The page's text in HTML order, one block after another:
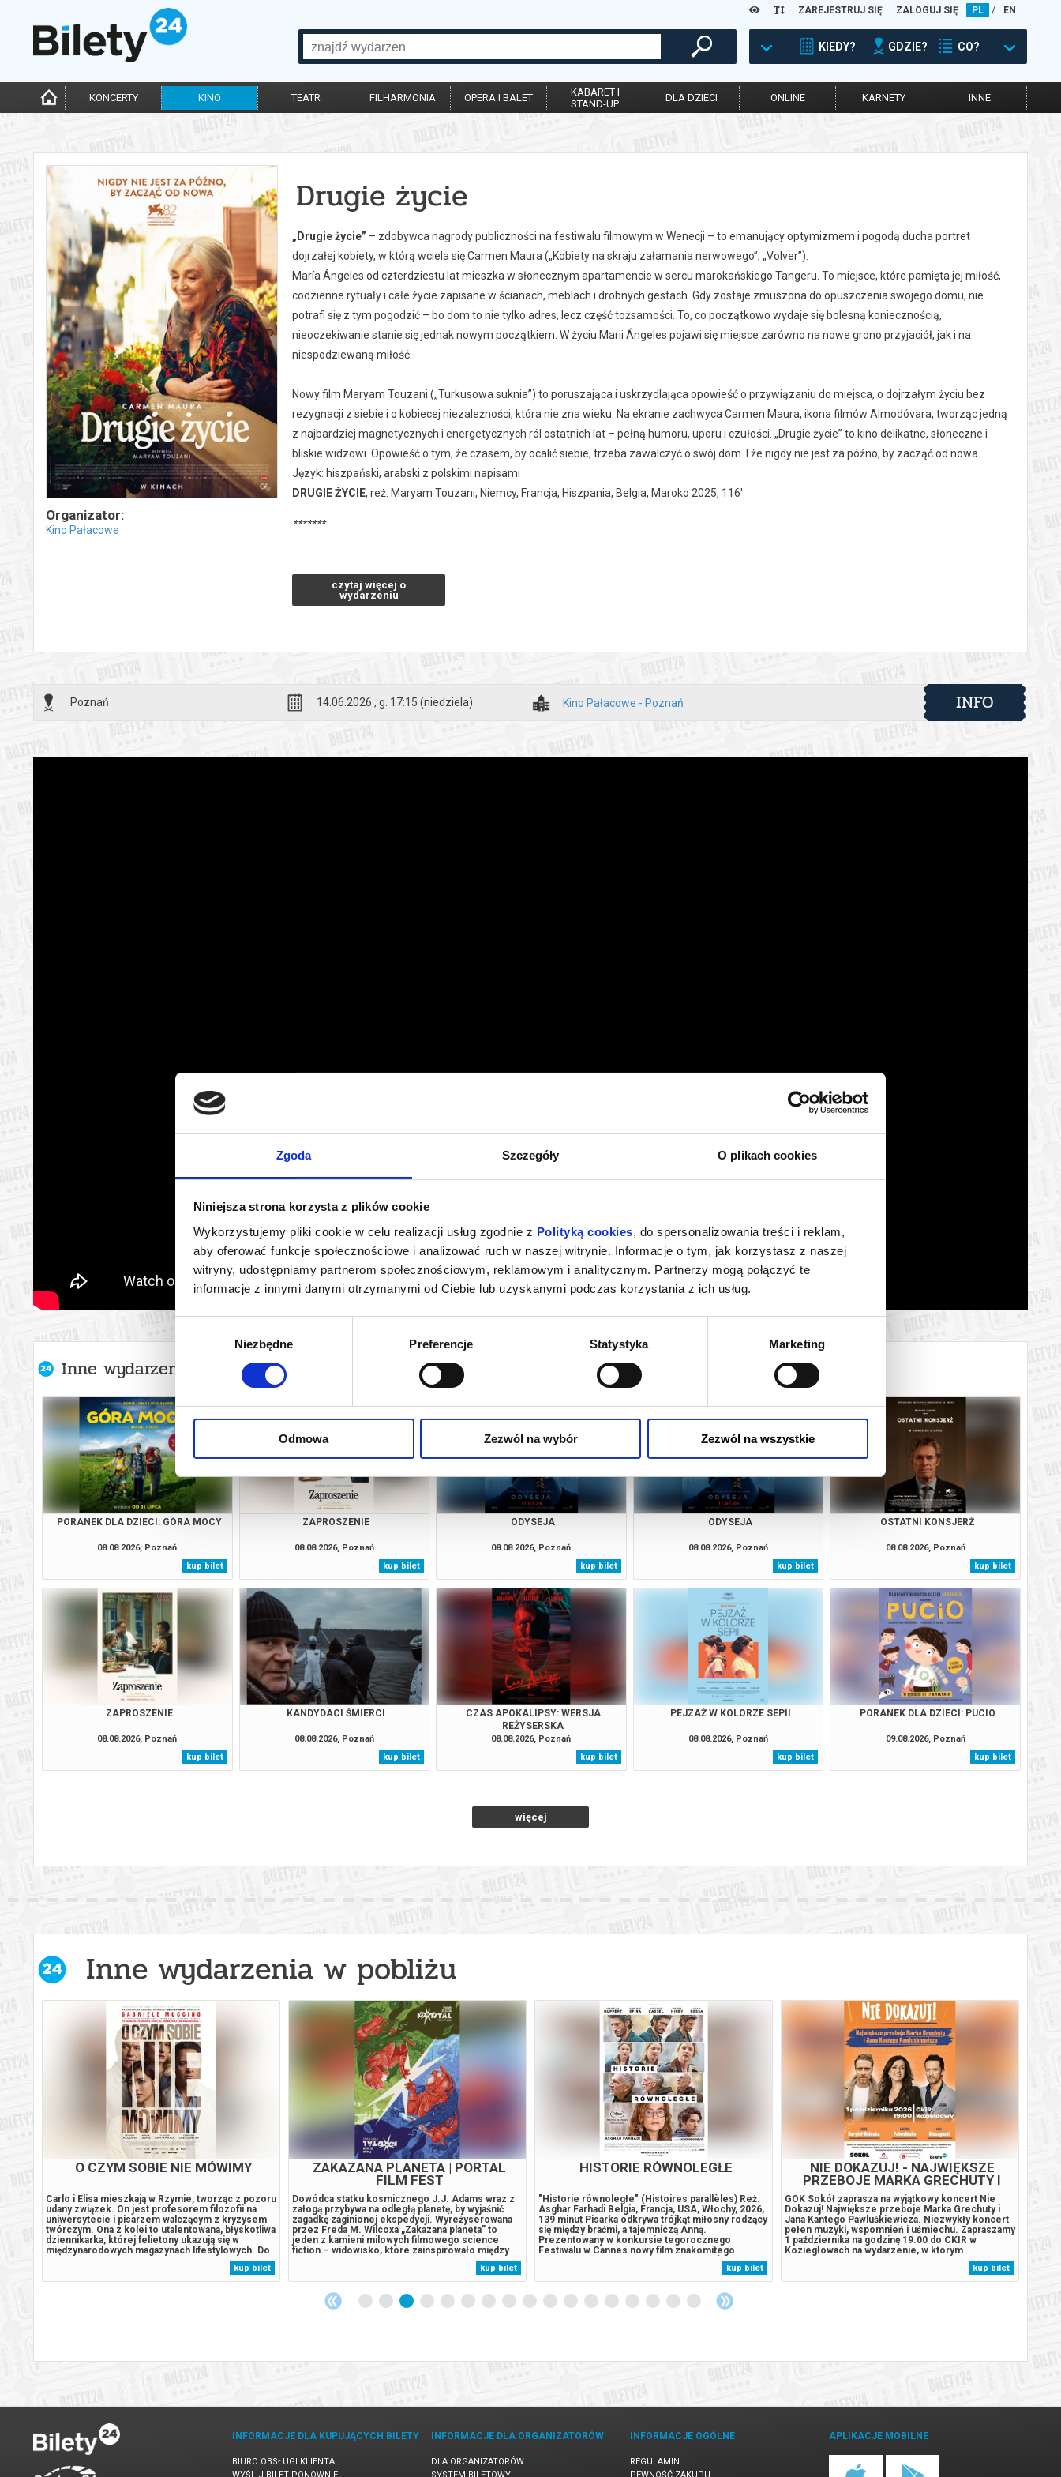
Zgoda Szczegóły O plikach cookies
Niniejsza strona korzysta z plików cookie
Wykorzystujemy pliki cookie w celu realizacji usług zgodnie z Polityką cookies, do spersonalizowania treści i reklam,
aby oferować funkcje społecznościowe i analizować ruch w naszej witrynie. Informacje o tym, jak korzystasz z naszej
witryny, udostępniamy partnerom społecznościowym, reklamowym i analitycznym. Partnerzy mogą połączyć te
informacje z innymi danymi otrzymanymi od Ciebie lub uzyskanymi podczas korzystania z ich usług.
zgody
Niezbędne Preferencje Statystyka Marketing
Odmowa Zezwól na wybór Zezwól na wszystkie
ZAREJESTRUJ SIĘ ZALOGUJ SIĘ PL / EN
KIEDY? GDZIE? CO?
KONCERTY KINO TEATR FILHARMONIA OPERA I BALET
KABARET I
STAND-UP
DLA DZIECI ONLINE KARNETY INNE
Organizator:
Kino Pałacowe
Drugie życie
„Drugie życie” – zdobywca nagrody publiczności na festiwalu filmowym w Wenecji – to emanujący optymizmem i pogodą ducha portret
dojrzałej kobiety, w którą wciela się Carmen Maura („Kobiety na skraju załamania nerwowego”, „Volver”).
María Ángeles od czterdziestu lat mieszka w słonecznym apartamencie w sercu marokańskiego Tangeru. To miejsce, które pamięta jej miłość,
codzienne rytuały i całe życie zapisane w ścianach, meblach i drobnych gestach. Gdy zostaje zmuszona do opuszczenia swojego domu, nie
potrafi się z tym pogodzić – bo dom to nie tylko adres, lecz część tożsamości. To, co początkowo wydaje się bolesną koniecznością,
nieoczekiwanie stanie się jednak nowym początkiem. W życiu Marii Ángeles pojawi się miejsce zarówno na nowe grono przyjaciół, jak i na
niespodziewaną miłość.
Nowy film Maryam Touzani („Turkusowa suknia”) to poruszająca i uskrzydlająca opowieść o przywiązaniu do miejsca, o dojrzałym życiu bez
rezygnacji z siebie i o kobiecej niezależności, która nie zna wieku. Na ekranie zachwyca Carmen Maura, ikona filmów Almodóvara, tworząc jedną
z najbardziej magnetycznych i energetycznych ról ostatnich lat – pełną humoru, uporu i czułości. „Drugie życie” to kino delikatne, słoneczne i
bliskie widzowi. Opowieść o tym, że czasem, by ocalić siebie, trzeba zawalczyć o swój dom. I że nigdy nie jest za późno, by zacząć od nowa.
Język: hiszpański, arabski z polskimi napisami
DRUGIE ŻYCIE, reż. Maryam Touzani, Niemcy, Francja, Hiszpania, Belgia, Maroko 2025, 116'
*******
wysyłanym na adres e-mail, podany podczas zakupu.
czytaj więcej o
wydarzeniu
Poznań 14.06.2026 , g. 17:15 (niedziela) Kino Pałacowe - Poznań INFO
Inne wydarzenia organizatora
PORANEK DLA DZIECI: GÓRA MOCY
08.08.2026, Poznań
kup bilet
ZAPROSZENIE
08.08.2026, Poznań
kup bilet
ODYSEJA
08.08.2026, Poznań
kup bilet
ODYSEJA
08.08.2026, Poznań
kup bilet
OSTATNI KONSJERŻ
08.08.2026, Poznań
kup bilet
ZAPROSZENIE
08.08.2026, Poznań
kup bilet
KANDYDACI ŚMIERCI
08.08.2026, Poznań
kup bilet
CZAS APOKALIPSY: WERSJA
REŻYSERSKA
08.08.2026, Poznań
kup bilet
PEJZAŻ W KOLORZE SEPII
08.08.2026, Poznań
kup bilet
PORANEK DLA DZIECI: PUCIO
09.08.2026, Poznań
kup bilet
więcej
Inne wydarzenia w pobliżu
O CZYM SOBIE NIE MÓWIMY
Carlo i Elisa mieszkają w Rzymie, tworząc z pozoru
udany związek. On jest profesorem filozofii na
uniwersytecie i pisarzem walczącym z kryzysem
twórczym. Ona z kolei to utalentowana, błyskotliwa
dziennikarka, której felietony ukazują się w
międzynarodowych magazynach lifestylowych. Do
ich trwającego od dwóch dekad związku wkrada się
coraz więcej rutyny oraz dystansu.Aby odzyskać
dawną energię, decydują...
kup bilet
ZAKAZANA PLANETA | PORTAL
FILM FEST
Dowódca statku kosmicznego J.J. Adams wraz z
załogą przybywa na odległą planetę, by wyjaśnić
zagadkę zaginionej ekspedycji. Wyreżyserowana
przez Freda M. Wilcoxa „Zakazana planeta” to
jeden z kamieni milowych filmowego science
fiction – widowisko, które zainspirowało między
innymi twórców „Star Treka”. Dziś zaskakuje nie
tylko rozmachem i odważnymi pomysłami, ale
także możliwością zobaczenia Lesliego...
kup bilet
HISTORIE RÓWNOLEGŁE
"Historie równoległe" (Histoires parallèles) Reż.
Asghar Farhadi Belgia, Francja, USA, Włochy, 2026,
139 minut Pisarka odkrywa trójkąt miłosny rodzący
się między braćmi, a tajemniczą Anną.
Prezentowany w konkursie tegorocznego
Festiwalu w Cannes nowy film znakomitego
Asghara Farhadiego, zdobywcy OSCARÓW za
„Rozstanie” i „Klienta”. Wyprodukowany przez
Macieja Musiała i Krzysztofa Piesiewicza film
kup bilet
NIE DOKAZUJ! - NAJWIĘKSZE
PRZEBOJE MARKA GRECHUTY I
JANA KANTEGO PAWLUŚKIEWICZA
GOK Sokół zaprasza na wyjątkowy koncert Nie
Dokazuj! Największe przeboje Marka Grechuty i
Jana Kantego Pawluśkiewicza. Niezwykły koncert
pełen muzyki, wspomnień i uśmiechu. Zapraszamy
1 października na godzinę 19.00 do CKIR w
Koziegłowach na wydarzenie, w którym
ponadczasowa twórczość Marka Grechuty i Jana
Kantego Pawluśkiewicza spotyka się z humorem,
lekkością i spontanicznością! Nie Dokazuj!
kup bilet
rana
INFORMACJE DLA KUPUJĄCYCH BILETY
BIURO OBSŁUGI KLIENTA
INFORMACJE DLA ORGANIZATORÓW
DLA ORGANIZATORÓW
INFORMACJE OGÓLNE
REGULAMIN
APLIKACJE MOBILNE